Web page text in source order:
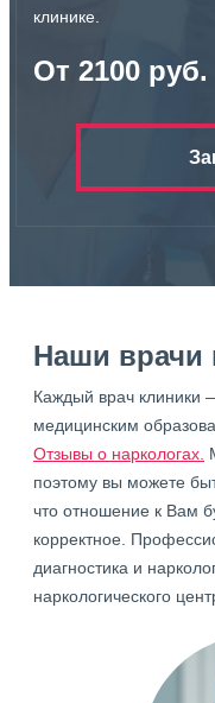
клинике.
От 2100 руб.
Наши врачи
Каждый врач клиники
медицинским
Отзывы о наркологах.
поэтому вы можете
что отношение к Вам
корректное.
диагностика и
наркологического